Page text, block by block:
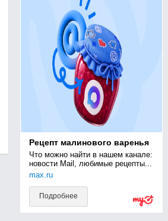
Рецепт малинового варенья
Что можно найти в нашем канале:
новости Mail, любимые рецепты...
max.ru
Подробнее